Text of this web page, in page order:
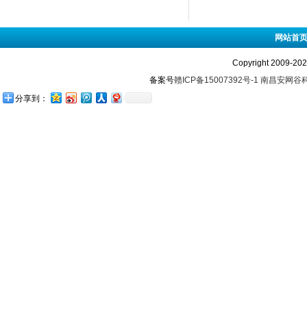
网站首页
Copyright 2009-
备案号赣ICP备15007392号-1 南昌安网谷
分享到：